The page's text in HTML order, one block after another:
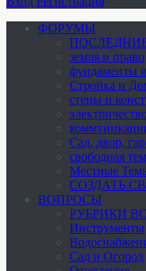
ФОРУМЫ
земля и право
фундаменты
Стройка и
стены и
Cад, двор,
свободная
Местные
СОЗДАТЬ
ВОПРОСЫ
РУБРИКИ
Инструменты
Сад и Огород